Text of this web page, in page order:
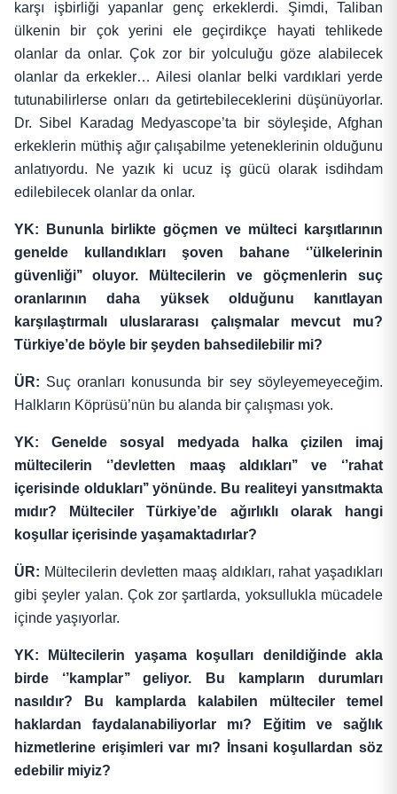
karşı işbirliği yapanlar genç erkeklerdi. Şimdi, Taliban
ülkenin bir çok yerini ele geçirdikçe hayati tehlikede
olanlar da onlar. Çok zor bir yolculuğu göze alabilecek
olanlar da erkekler… Ailesi olanlar belki vardıklari yerde
tutunabilirlerse onları da getirtebileceklerini düşünüyorlar.
Dr. Sibel Karadag Medyascope’ta bir söyleşide, Afghan
erkeklerin müthiş ağır çalışabilme yeteneklerinin olduğunu
anlatıyordu. Ne yazık ki ucuz iş gücü olarak isdihdam
edilebilecek olanlar da onlar.
YK: Bununla birlikte göçmen ve mülteci karşıtlarının
genelde kullandıkları şoven bahane ‘’ülkelerinin
güvenliği’’ oluyor. Mültecilerin ve göçmenlerin suç
oranlarının daha yüksek olduğunu kanıtlayan
karşılaştırmalı uluslararası çalışmalar mevcut mu?
Türkiye’de böyle bir şeyden bahsedilebilir mi?
ÜR: Suç oranları konusunda bir sey söyleyemeyeceğim.
Halkların Köprüsü’nün bu alanda bir çalışması yok.
YK: Genelde sosyal medyada halka çizilen imaj
mültecilerin ‘’devletten maaş aldıkları’’ ve ‘’rahat
içerisinde oldukları’’ yönünde. Bu realiteyi yansıtmakta
mıdır? Mülteciler Türkiye’de ağırlıklı olarak hangi
koşullar içerisinde yaşamaktadırlar?
ÜR: Mültecilerin devletten maaş aldıkları, rahat yaşadıkları
gibi şeyler yalan. Çok zor şartlarda, yoksullukla mücadele
içinde yaşıyorlar.
YK: Mültecilerin yaşama koşulları denildiğinde akla
birde ‘’kamplar’’ geliyor. Bu kampların durumları
nasıldır? Bu kamplarda kalabilen mülteciler temel
haklardan faydalanabiliyorlar mı? Eğitim ve sağlık
hizmetlerine erişimleri var mı? İnsani koşullardan söz
edebilir miyiz?